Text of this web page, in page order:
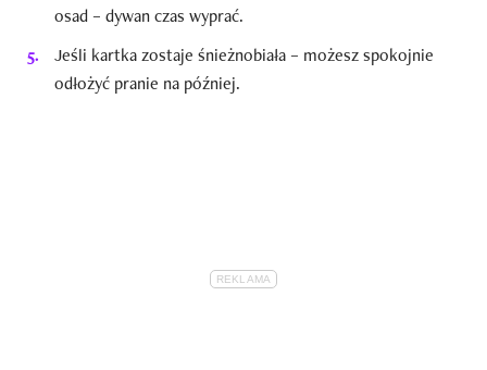
osad – dywan czas wyprać.
Jeśli kartka zostaje śnieżnobiała – możesz spokojnie
odłożyć pranie na później.